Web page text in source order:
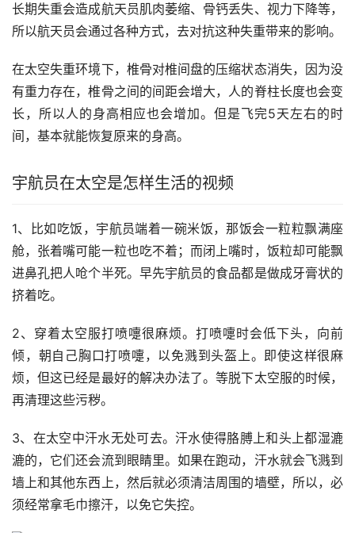
长期失重会造成航天员肌肉萎缩、骨钙丢失、视力下降等，
所以航天员会通过各种方式，去对抗这种失重带来的影响。
在太空失重环境下，椎骨对椎间盘的压缩状态消失，因为没
有重力存在，椎骨之间的间距会增大，人的脊柱长度也会变
长，所以人的身高相应也会增加。但是飞完5天左右的时
间，基本就能恢复原来的身高。
宇航员在太空是怎样生活的视频
1、比如吃饭，宇航员端着一碗米饭，那饭会一粒粒飘满座
舱，张着嘴可能一粒也吃不着；而闭上嘴时，饭粒却可能飘
进鼻孔把人呛个半死。早先宇航员的食品都是做成牙膏状的
挤着吃。
2、穿着太空服打喷嚏很麻烦。打喷嚏时会低下头，向前
倾，朝自己胸口打喷嚏，以免溅到头盔上。即使这样很麻
烦，但这已经是最好的解决办法了。等脱下太空服的时候，
再清理这些污秽。
3、在太空中汗水无处可去。汗水使得胳膊上和头上都湿漉
漉的，它们还会流到眼睛里。如果在跑动，汗水就会飞溅到
墙上和其他东西上，然后就必须清洁周围的墙壁，所以，必
须经常拿毛巾擦汗，以免它失控。